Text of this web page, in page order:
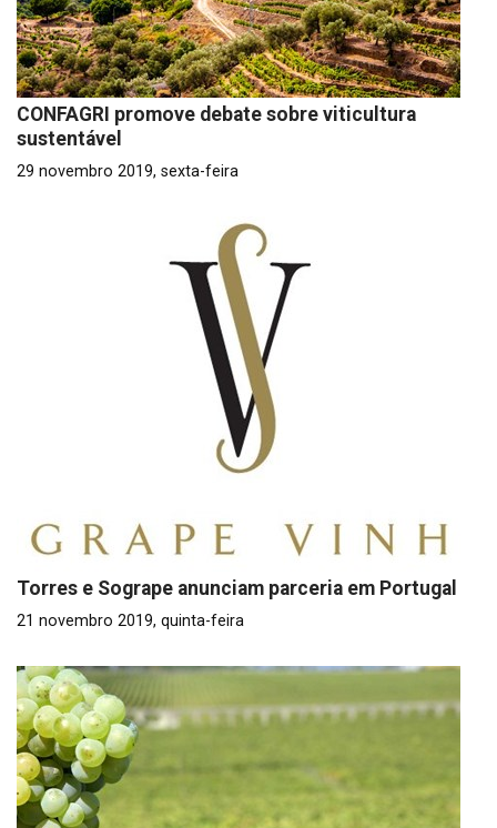
CONFAGRI promove debate sobre viticultura
sustentável
29 novembro 2019, sexta-feira
Torres e Sogrape anunciam parceria em Portugal
21 novembro 2019, quinta-feira